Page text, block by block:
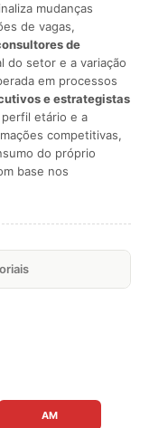
mudanças
de vagas,
de
do setor e a variação
em processos
e estrategistas
etário e a
competitivas,
do próprio
base nos
AM